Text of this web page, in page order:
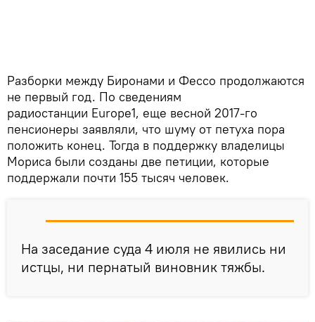
Разборки между Биронами и Фессо продолжаются
не первый год. По сведениям
радиостанции Europe1, еще весной 2017-го
пенсионеры заявляли, что шуму от петуха пора
положить конец. Тогда в поддержку владелицы
Мориса были созданы две петиции, которые
поддержали почти 155 тысяч человек.
На заседание суда 4 июля не явились ни
истцы, ни пернатый виновник тяжбы.